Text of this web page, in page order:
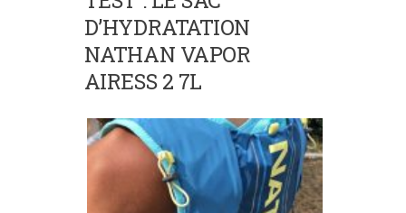
D’HYDRATATION
NATHAN VAPOR
AIRESS 2 7L